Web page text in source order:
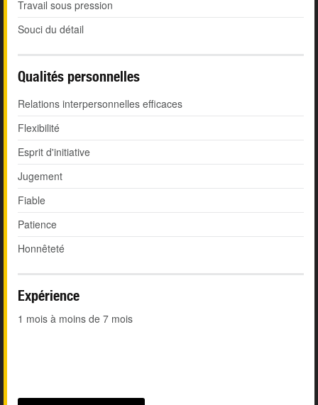
Travail sous pression
Souci du détail
Qualités personnelles
Relations interpersonnelles efficaces
Flexibilité
Esprit d'initiative
Jugement
Fiable
Patience
Honnêteté
Expérience
1 mois à moins de 7 mois